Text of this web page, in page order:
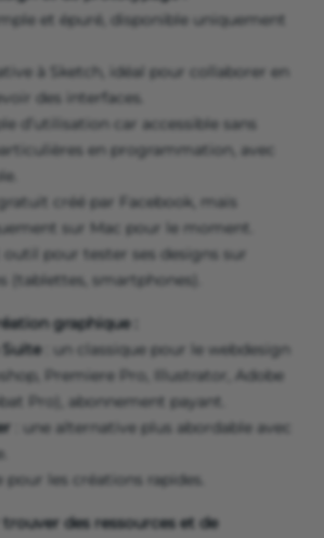
et épuré, disponible uniquement
à Sketch, idéal pour collaborer en
des interfaces.
d’utilisation car accessible sans
en programmation, avec
créé par Facebook, mais
sur Mac pour le moment.
outil pour tester ses designs sur
(tablettes, smartphones).
graphique :
: un classique pour le webdesign
Premiere Pro, Illustrator, Adobe
Pro), abonnement payant.
: une alternative plus abordable avec
les créations rapides.
des ressources et de